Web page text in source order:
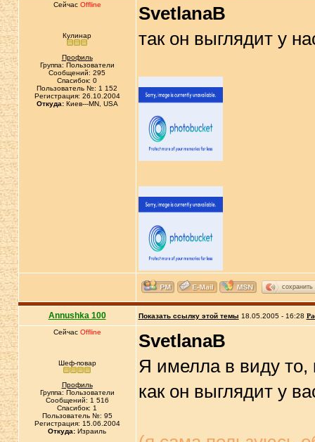
Сейчас Offline
Кулинар
Профиль
Группа: Пользователи
Сообщений: 295
Спасибок: 0
Пользователь №: 1 152
Регистрация: 26.10.2004
Откуда:Киев---MN, USA
SvetlanaB
так он выглядит у
сохранить
Annushka 100 Показать ссылку этой темы 18.05.2005 - 16:28
Сейчас Offline
Шеф-повар
Профиль
Группа: Пользователи
Сообщений: 1 516
Спасибок: 1
Пользователь №: 95
Регистрация: 15.06.2004
Откуда: Израиль
SvetlanaB
Я имелла в виду то,
как он выглядит у